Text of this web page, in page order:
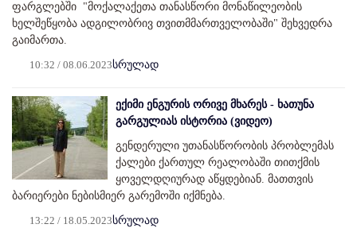
ფარგლებში "მოქალაქეთა თანასწორი მონაწილეობის
ხელშეწყობა ადგილობრივ თვითმმართველობაში" შეხვედრა
გაიმართა.
10:32 / 08.06.2023სრულად
ექიმი ენგურის ორივე მხარეს - ხათუნა
გარგულიას ისტორია (ვიდეო)
გენდერული უთანასწორობის პრობლემას
ქალები ქართულ რეალობაში თითქმის
ყოველდღიურად აწყდებიან. მათთვის
ბარიერები ნებისმიერ გარემოში იქმნება.
13:22 / 18.05.2023სრულად